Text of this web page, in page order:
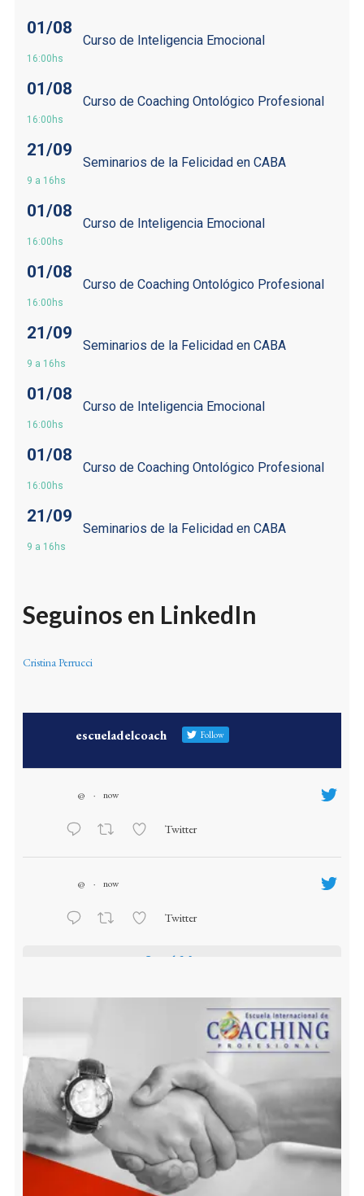
01/08
16:00hs
Curso de Inteligencia Emocional
01/08
16:00hs
Curso de Coaching Ontológico Profesional
21/09
9 a 16hs
Seminarios de la Felicidad en CABA
01/08
16:00hs
Curso de Inteligencia Emocional
01/08
16:00hs
Curso de Coaching Ontológico Profesional
21/09
9 a 16hs
Seminarios de la Felicidad en CABA
01/08
16:00hs
Curso de Inteligencia Emocional
01/08
16:00hs
Curso de Coaching Ontológico Profesional
21/09
9 a 16hs
Seminarios de la Felicidad en CABA
Seguinos en LinkedIn
Cristina Perrucci
escueladelcoach Follow
@ · now
Twitter
@ · now
Twitter
Load More...